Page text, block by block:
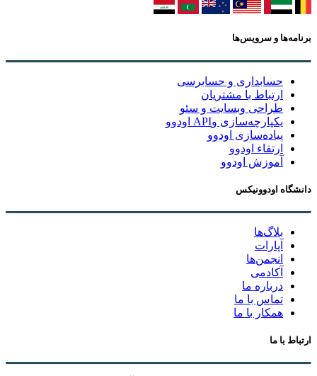
برنامه‌ها و سرویس‌ها
حسابداری و حسابرسی
ارتباط با مشتریان
طراحی وبسایت و سئو
یکپارچه‌سازی وAPI اودوو
پیاده‌سازی اودوو
ارتقاء اودوو
آموزش اودوو
دانشگاه اودوونیکس
بلاگ‌ها
آپارات
انجمن‌ها
آکادمی
درباره ما
تماس با ما
همکار با ما
ارتباط با ما